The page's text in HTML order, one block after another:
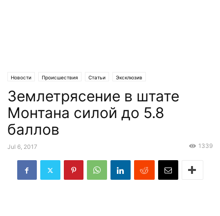
Новости Происшествия Статьи Эксклюзив
Землетрясение в штате
Монтана силой до 5.8
баллов
Jul 6, 2017 1339